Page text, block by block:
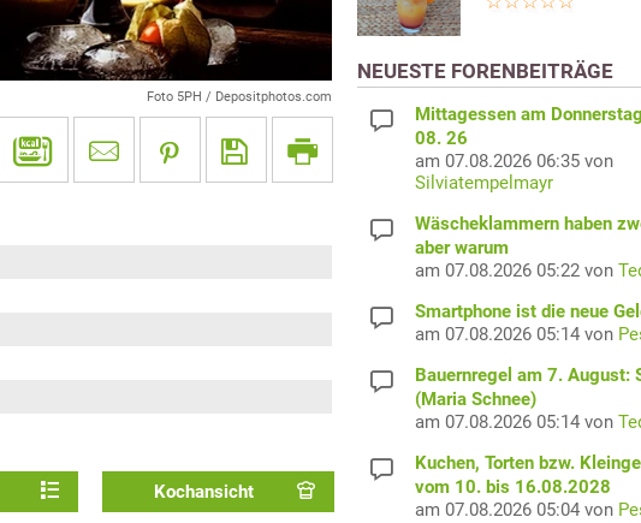
Foto 5PH / Depositphotos.com
Kochansicht
NEUESTE FORENBEITRÄGE
Mittagessen am
08. 26
am 07.08.2026 06:35 von
Silviatempelmayr
Wäscheklammern haben
aber warum
am 07.08.2026 05:22 von
Smartphone ist die neue
am 07.08.2026 05:14 von
Bauernregel am 7. August:
(Maria Schnee)
am 07.08.2026 05:14 von
Kuchen, Torten bzw.
vom 10. bis 16.08.2028
am 07.08.2026 05:04 von